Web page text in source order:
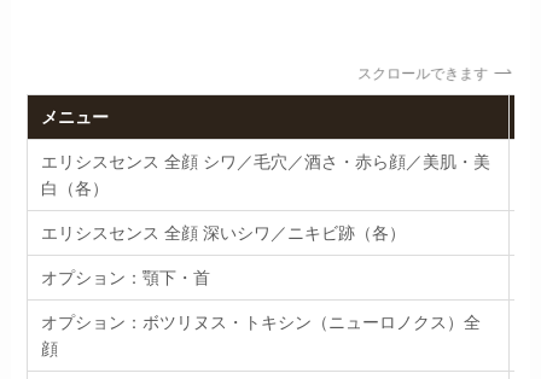
スクロールできます
メニュー
エリシスセンス 全顔 シワ／毛穴／酒さ・赤ら顔／美肌・美
白（各）
エリシスセンス 全顔 深いシワ／ニキビ跡（各）
オプション：顎下・首
オプション：ボツリヌス・トキシン（ニューロノクス）全
顔